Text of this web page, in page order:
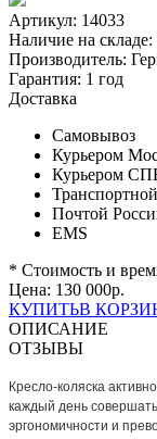
Артикул: 14033
Наличие на складе:
Производитель:
Гарантия: 1 год
Доставка
Самовывоз
Курьером
Курьером
Почтой
EMS
* Стоимость и
Цена: 130 000р.
КУПИТЬВ
ОПИСАНИЕ
ОТЗЫВЫ
Кресло-коляска
каждый день
эргономичности и